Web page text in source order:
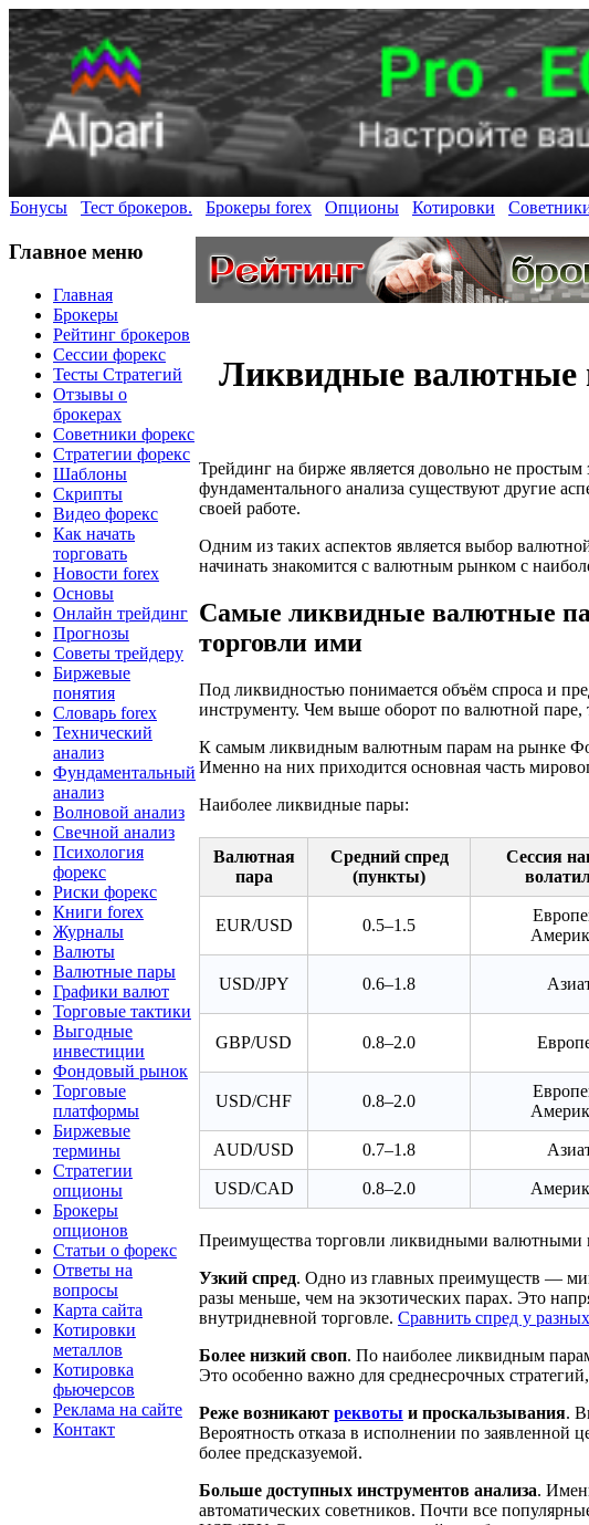
Бонусы Тест брокеров. Брокеры forex Опционы Котировки
Главное меню
Главная
Брокеры
Рейтинг брокеров
Сессии форекс
Тесты Стратегий
Отзывы о
брокерах
Советники форекс
Стратегии форекс
Шаблоны
Скрипты
Видео форекс
Как начать
торговать
Новости forex
Основы
Онлайн трейдинг
Прогнозы
Советы трейдеру
Биржевые
понятия
Словарь forex
Технический
анализ
Фундаментальный
анализ
Волновой анализ
Свечной анализ
Психология
форекс
Риски форекс
Книги forex
Журналы
Валюты
Валютные пары
Графики валют
Торговые тактики
Выгодные
инвестиции
Фондовый рынок
Торговые
платформы
Биржевые
термины
Стратегии
опционы
Брокеры
опционов
Статьи о форекс
Ответы на
вопросы
Карта сайта
Котировки
металлов
Котировка
фьючерсов
Реклама на сайте
Контакт
Ликвидные валютные
Трейдинг на бирже является довольно не простым
фундаментального анализа существуют другие
своей работе.
Одним из таких аспектов является выбор
начинать знакомится с валютным рынком с
Самые ликвидные валютные
торговли ими
Под ликвидностью понимается объём спроса и
инструменту. Чем выше оборот по валютной паре,
К самым ликвидным валютным парам на рынке
Именно на них приходится основная часть
Наиболее ликвидные пары:
Валютная
пара
Средний спред
(пункты)
Сессия
EUR/USD 0.5–1.5
USD/JPY 0.6–1.8
GBP/USD 0.8–2.0
USD/CHF 0.8–2.0
AUD/USD 0.7–1.8
USD/CAD 0.8–2.0
Преимущества торговли ликвидными валютными
Узкий спред. Одно из главных преимуществ —
разы меньше, чем на экзотических парах. Это
внутридневной торговле. Сравнить спред у
Более низкий своп. По наиболее ликвидным
Это особенно важно для среднесрочных
Реже возникают реквоты и проскальзывания.
Вероятность отказа в исполнении по заявленной
более предсказуемой.
Больше доступных инструментов анализа.
автоматических советников. Почти все